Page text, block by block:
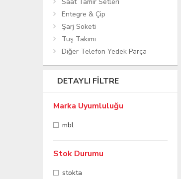
Entegre & Çip
Şarj Soketi
Tuş Takımı
Diğer Telefon Yedek Parça
DETAYLI FILTRE
Marka Uyumluluğu
mbl
Stok Durumu
stokta